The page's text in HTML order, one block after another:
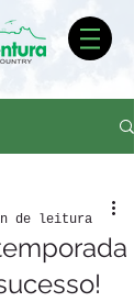
de leitura